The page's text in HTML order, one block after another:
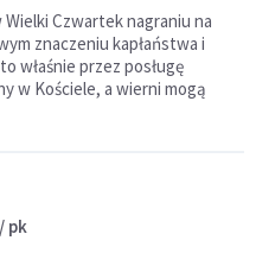
Czwartek nagraniu na
znaczeniu kapłaństwa i
właśnie przez posługę
w Kościele, a wierni mogą
pk